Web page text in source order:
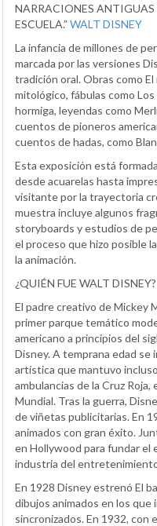
NARRACIONES ANTIGUAS
ESCUELA.” WALT DISNEY
La infancia de millones de
marcada por las versiones
tradición oral. Obras como
mitológico, fábulas como
hormiga, leyendas como
cuentos de pioneros
cuentos de hadas, como
Esta exposición está
desde acuarelas hasta
visitante por la trayectoria
muestra incluye algunos
storyboards y estudios de
el proceso que hizo posible
la animación.
¿QUIÉN FUE WALT DISNEY?
El padre creativo de Mickey
primer parque temático
americano a principios del
Disney. A temprana edad se
artística que mantuvo
ambulancias de la Cruz Roja,
Mundial. Tras la guerra,
de viñetas publicitarias. En
animados con gran éxito.
en Hollywood para fundar el
industria del
En 1928 Disney estrenó El
dibujos animados en los
sincronizados. En 1932, con